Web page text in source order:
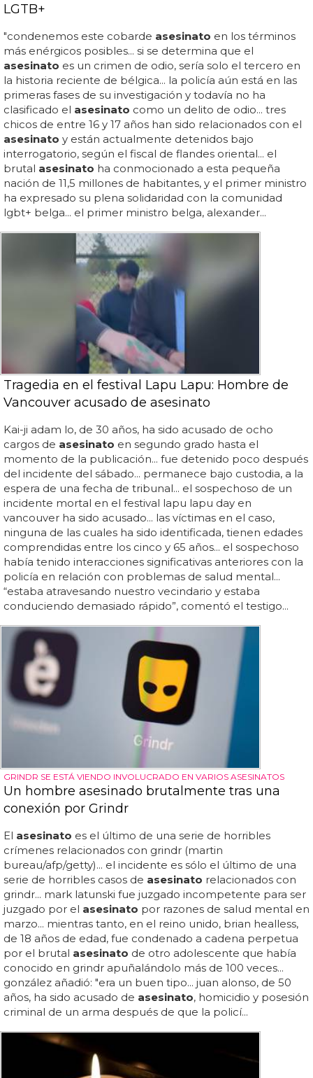
LGTB+
"condenemos este cobarde asesinato en los términos
más enérgicos posibles... si se determina que el
asesinato es un crimen de odio, sería solo el tercero en
la historia reciente de bélgica... la policía aún está en las
primeras fases de su investigación y todavía no ha
clasificado el asesinato como un delito de odio... tres
chicos de entre 16 y 17 años han sido relacionados con el
asesinato y están actualmente detenidos bajo
interrogatorio, según el fiscal de flandes oriental... el
brutal asesinato ha conmocionado a esta pequeña
nación de 11,5 millones de habitantes, y el primer ministro
ha expresado su plena solidaridad con la comunidad
lgbt+ belga... el primer ministro belga, alexander...
Tragedia en el festival Lapu Lapu: Hombre de
Vancouver acusado de asesinato
Kai-ji adam lo, de 30 años, ha sido acusado de ocho
cargos de asesinato en segundo grado hasta el
momento de la publicación... fue detenido poco después
del incidente del sábado... permanece bajo custodia, a la
espera de una fecha de tribunal... el sospechoso de un
incidente mortal en el festival lapu lapu day en
vancouver ha sido acusado... las víctimas en el caso,
ninguna de las cuales ha sido identificada, tienen edades
comprendidas entre los cinco y 65 años... el sospechoso
había tenido interacciones significativas anteriores con la
policía en relación con problemas de salud mental...
“estaba atravesando nuestro vecindario y estaba
conduciendo demasiado rápido”, comentó el testigo...
GRINDR SE ESTÁ VIENDO INVOLUCRADO EN VARIOS ASESINATOS
Un hombre asesinado brutalmente tras una
conexión por Grindr
El asesinato es el último de una serie de horribles
crímenes relacionados con grindr (martin
bureau/afp/getty)... el incidente es sólo el último de una
serie de horribles casos de asesinato relacionados con
grindr... mark latunski fue juzgado incompetente para ser
juzgado por el asesinato por razones de salud mental en
marzo... mientras tanto, en el reino unido, brian healless,
de 18 años de edad, fue condenado a cadena perpetua
por el brutal asesinato de otro adolescente que había
conocido en grindr apuñalándolo más de 100 veces...
gonzález añadió: "era un buen tipo... juan alonso, de 50
años, ha sido acusado de asesinato, homicidio y posesión
criminal de un arma después de que la policí...